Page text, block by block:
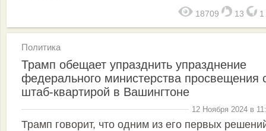
18709 13 1
Политика
Трамп обещает упразднить упразднение
федерального министерства просвещения
штаб-квартирой в Вашингтоне
12 Ноября 2024 в
Трамп говорит, что одним из его первых